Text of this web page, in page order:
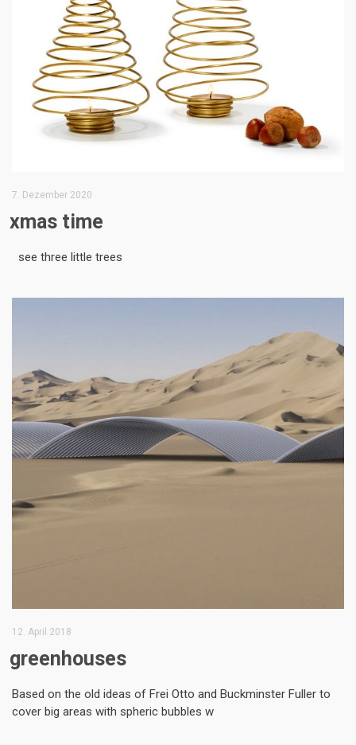
7. Dezember 2020
xmas time
see three little trees
12. April 2018
greenhouses
Based on the old ideas of Frei Otto and Buckminster Fuller to
cover big areas with spheric bubbles w